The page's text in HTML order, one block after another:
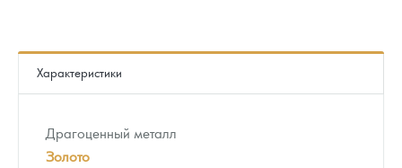
Характеристики
Драгоценный металл
Золото